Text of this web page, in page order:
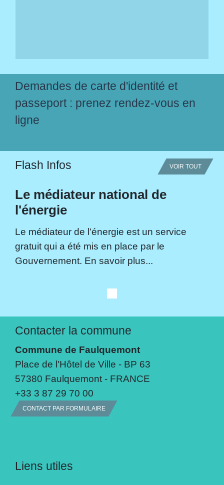
Demandes de carte d'identité et
passeport : prenez rendez-vous en
ligne
Flash Infos VOIR TOUT
Le médiateur national de
l'énergie
Le médiateur de l'énergie est un service
gratuit qui a été mis en place par le
Gouvernement. En savoir plus...
Contacter la commune
Commune de Faulquemont
Place de l'Hôtel de Ville - BP 63
57380 Faulquemont - FRANCE
+33 3 87 29 70 00
CONTACT PAR FORMULAIRE
Liens utiles